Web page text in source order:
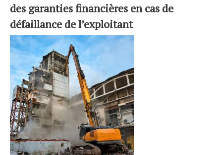
des garanties financières en cas de
défaillance de l’exploitant